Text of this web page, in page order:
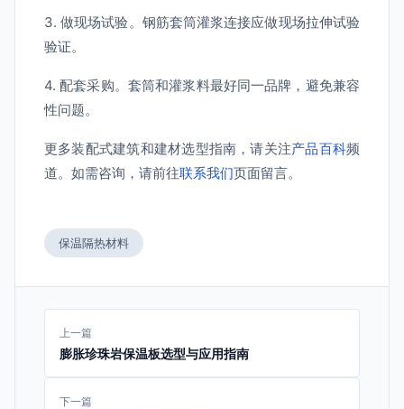
3. 做现场试验。钢筋套筒灌浆连接应做现场拉伸试验
验证。
4. 配套采购。套筒和灌浆料最好同一品牌，避免兼容
性问题。
更多装配式建筑和建材选型指南，请关注产品百科频
道。如需咨询，请前往联系我们页面留言。
保温隔热材料
上一篇
膨胀珍珠岩保温板选型与应用指南
下一篇